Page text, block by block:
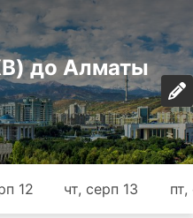
до Алматы
12 чт, серп 13